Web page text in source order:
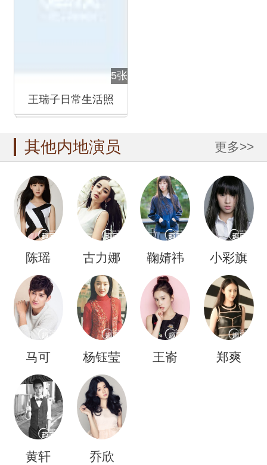
5张
王瑞子日常生活照
其他内地演员 更多>>
陈瑶 古力娜
扎
鞠婧祎 小彩旗
马可 杨钰莹 王嵛 郑爽
黄轩 乔欣